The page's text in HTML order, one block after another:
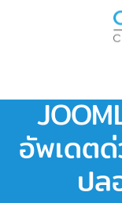
Skip to main
อัพเดต
ปล